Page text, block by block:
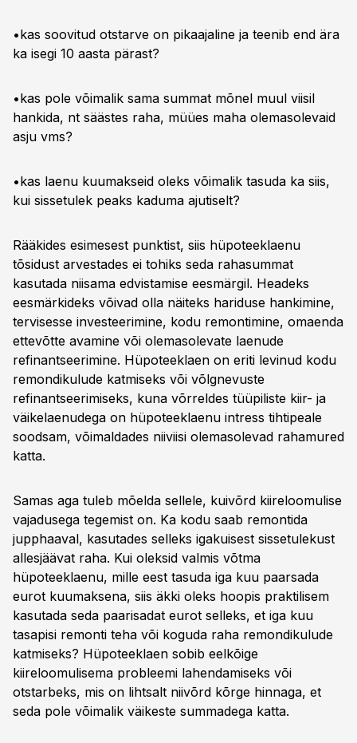
•kas soovitud otstarve on pikaajaline ja teenib end ära
ka isegi 10 aasta pärast?
•kas pole võimalik sama summat mõnel muul viisil
hankida, nt säästes raha, müües maha olemasolevaid
asju vms?
•kas laenu kuumakseid oleks võimalik tasuda ka siis,
kui sissetulek peaks kaduma ajutiselt?
Rääkides esimesest punktist, siis hüpoteeklaenu
tõsidust arvestades ei tohiks seda rahasummat
kasutada niisama edvistamise eesmärgil. Headeks
eesmärkideks võivad olla näiteks hariduse hankimine,
tervisesse investeerimine, kodu remontimine, omaenda
ettevõtte avamine või olemasolevate laenude
refinantseerimine. Hüpoteeklaen on eriti levinud kodu
remondikulude katmiseks või võlgnevuste
refinantseerimiseks, kuna võrreldes tüüpiliste kiir- ja
väikelaenudega on hüpoteeklaenu intress tihtipeale
soodsam, võimaldades niiviisi olemasolevad rahamured
katta.
Samas aga tuleb mõelda sellele, kuivõrd kiireloomulise
vajadusega tegemist on. Ka kodu saab remontida
jupphaaval, kasutades selleks igakuisest sissetulekust
allesjäävat raha. Kui oleksid valmis võtma
hüpoteeklaenu, mille eest tasuda iga kuu paarsada
eurot kuumaksena, siis äkki oleks hoopis praktilisem
kasutada seda paarisadat eurot selleks, et iga kuu
tasapisi remonti teha või koguda raha remondikulude
katmiseks? Hüpoteeklaen sobib eelkõige
kiireloomulisema probleemi lahendamiseks või
otstarbeks, mis on lihtsalt niivõrd kõrge hinnaga, et
seda pole võimalik väikeste summadega katta.